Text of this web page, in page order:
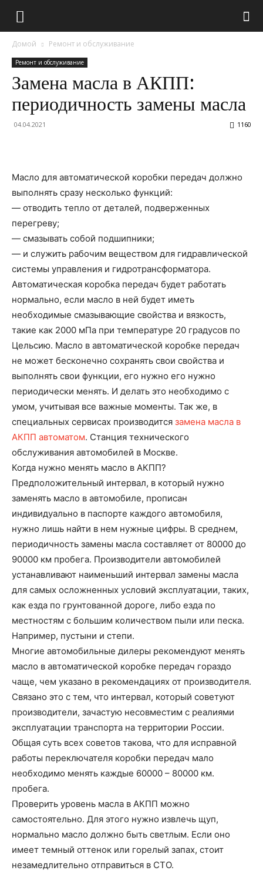
Домой Ремонт и обслуживание
Ремонт и обслуживание
Замена масла в АКПП:
периодичность замены масла
04.04.2021 1160
Масло для автоматической коробки передач должно
выполнять сразу несколько функций:
— отводить тепло от деталей, подверженных
перегреву;
— смазывать собой подшипники;
— и служить рабочим веществом для гидравлической
системы управления и гидротрансформатора.
Автоматическая коробка передач будет работать
нормально, если масло в ней будет иметь
необходимые смазывающие свойства и вязкость,
такие как 2000 мПа при температуре 20 градусов по
Цельсию. Масло в автоматической коробке передач
не может бесконечно сохранять свои свойства и
выполнять свои функции, его нужно его нужно
периодически менять. И делать это необходимо с
умом, учитывая все важные моменты. Так же, в
специальных сервисах производится замена масла в
АКПП автоматом. Станция технического
обслуживания автомобилей в Москве.
Когда нужно менять масло в АКПП?
Предположительный интервал, в который нужно
заменять масло в автомобиле, прописан
индивидуально в паспорте каждого автомобиля,
нужно лишь найти в нем нужные цифры. В среднем,
периодичность замены масла составляет от 80000 до
90000 км пробега. Производители автомобилей
устанавливают наименьший интервал замены масла
для самых осложненных условий эксплуатации, таких,
как езда по грунтованной дороге, либо езда по
местностям с большим количеством пыли или песка.
Например, пустыни и степи.
Многие автомобильные дилеры рекомендуют менять
масло в автоматической коробке передач гораздо
чаще, чем указано в рекомендациях от производителя.
Связано это с тем, что интервал, который советуют
производители, зачастую несовместим с реалиями
эксплуатации транспорта на территории России.
Общая суть всех советов такова, что для исправной
работы переключателя коробки передач мало
необходимо менять каждые 60000 – 80000 км.
пробега.
Проверить уровень масла в АКПП можно
самостоятельно. Для этого нужно извлечь щуп,
нормально масло должно быть светлым. Если оно
имеет темный оттенок или горелый запах, стоит
незамедлительно отправиться в СТО.